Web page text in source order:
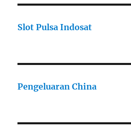
Slot Pulsa Indosat
Pengeluaran China